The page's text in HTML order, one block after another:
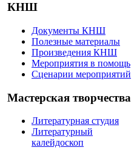
КНШ
Документы КНШ
Полезные материалы
Произведения КНШ
Мероприятия в помощь
Сценарии мероприятий
Мастерская творчества
Литературная студия
Литературный
калейдоскоп